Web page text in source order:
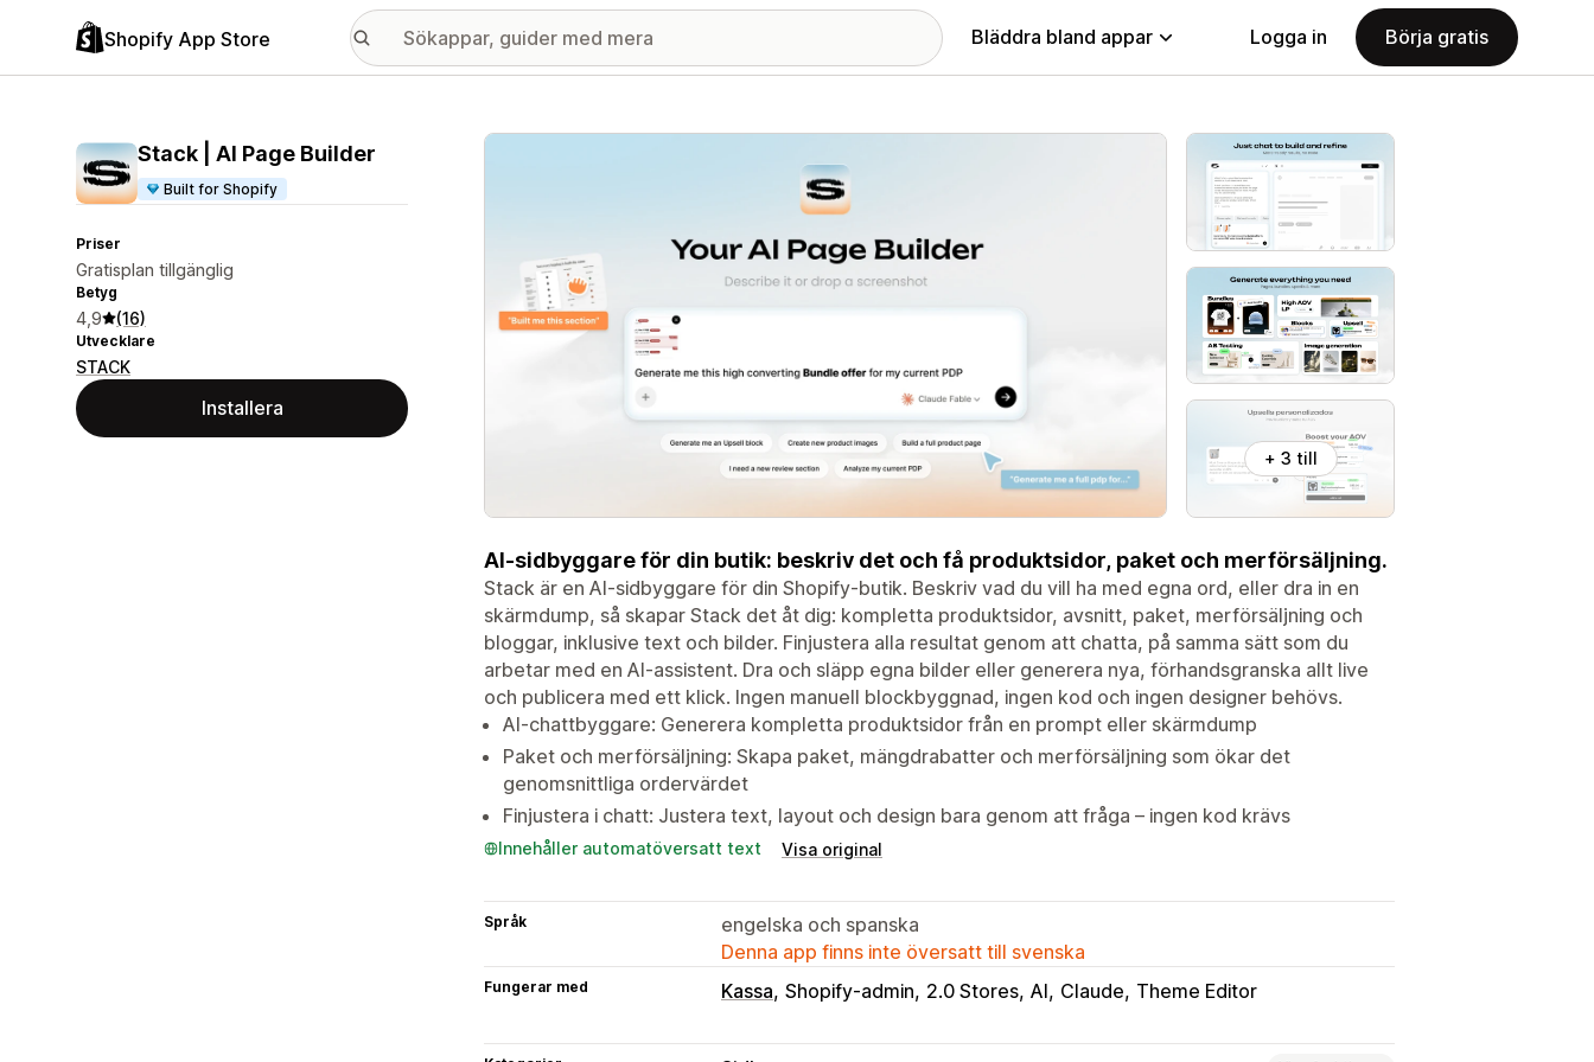
Shopify App Store Bläddra bland appar Logga in Börja gratis
Stack | AI Page Builder
Built for Shopify
Priser
Gratisplan tillgänglig
Betyg
4,9 (16)
Utvecklare
STACK
Installera
Galleri med utvalda bilder
+ 3 till
AI-sidbyggare för din butik: beskriv det och få produktsidor, paket och merförsäljning.
Stack är en AI-sidbyggare för din Shopify-butik. Beskriv vad du vill ha med egna ord, eller dra in en
skärmdump, så skapar Stack det åt dig: kompletta produktsidor, avsnitt, paket, merförsäljning och
bloggar, inklusive text och bilder. Finjustera alla resultat genom att chatta, på samma sätt som du
arbetar med en AI-assistent. Dra och släpp egna bilder eller generera nya, förhandsgranska allt live
och publicera med ett klick. Ingen manuell blockbyggnad, ingen kod och ingen designer behövs.
AI-chattbyggare: Generera kompletta produktsidor från en prompt eller skärmdump
Paket och merförsäljning: Skapa paket, mängdrabatter och merförsäljning som ökar det
genomsnittliga ordervärdet
Finjustera i chatt: Justera text, layout och design bara genom att fråga – ingen kod krävs
Innehåller automatöversatt text Visa original
Språk
engelska och spanska
Denna app finns inte översatt till svenska
Fungerar med Kassa Shopify-admin 2.0 Stores AI Claude Theme Editor